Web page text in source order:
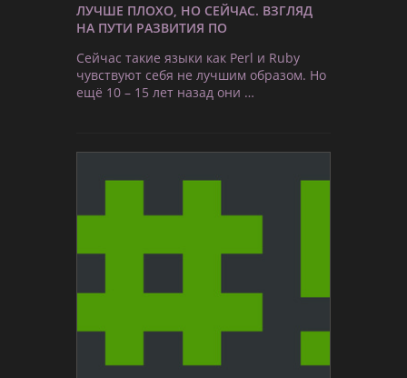
ЛУЧШЕ ПЛОХО, НО СЕЙЧАС. ВЗГЛЯД
НА ПУТИ РАЗВИТИЯ ПО
Сейчас такие языки как Perl и Ruby
чувствуют себя не лучшим образом. Но
ещё 10 – 15 лет назад они …